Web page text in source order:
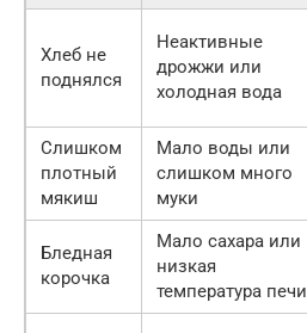
Хлеб не
поднялся
Неактивные
дрожжи или
холодная вода
Слишком
плотный
мякиш
Мало воды или
слишком много
муки
Бледная
корочка
Мало сахара или
низкая
температура печи